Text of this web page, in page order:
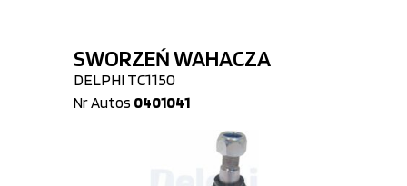
SWORZEŃ WAHACZA
DELPHI TC1150
Nr Autos 0401041